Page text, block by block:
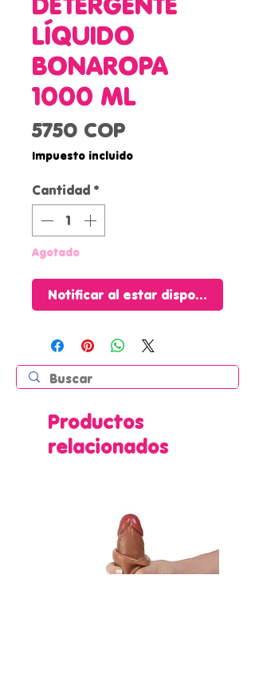
LÍQUIDO
BONAROPA
1000 ML
5750 COP
Impuesto incluido
Cantidad *
Agotado
Notificar al estar disponible
Productos
relacionados